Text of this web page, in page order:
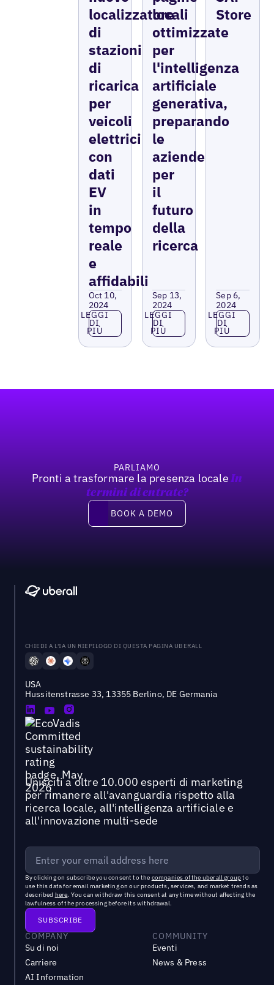
localizzatore
di
stazioni
di
ricarica
per
veicoli
elettrici
con
dati
EV
in
tempo
reale
e
affidabili
Oct 10,
2024
Leggi di più
LEGGI
DI
PIÙ
locali
ottimizzate
per
l'intelligenza
artificiale
generativa,
preparando
le
aziende
per
il
futuro
della
ricerca
Sep 13,
2024
Leggi di più
LEGGI
DI
PIÙ
Store
Sep 6,
2024
Leggi di più
LEGGI
DI
PIÙ
PARLIAMO
Pronti a trasformare la presenza locale In
termini di entrate?
Book a demo
BOOK A DEMO
CHIEDI A L'IA UN RIEPILOGO DI QUESTA PAGINA UBERALL
USA
Hussitenstrasse 33, 13355 Berlino, DE Germania
Unisciti a oltre 10.000 esperti di marketing
per rimanere all'avanguardia rispetto alla
ricerca locale, all'intelligenza artificiale e
all'innovazione multi-sede
By clicking on subscribe you consent to the companies of the uberall groupto
use this data for email marketing on our products, services, and market trends as
described here. You can withdraw this consent at any time without affecting the
lawfulness of the processing before its withdrawal.
COMPANY
Su di noi
Carriere
AI Information
COMMUNITY
Eventi
News & Press